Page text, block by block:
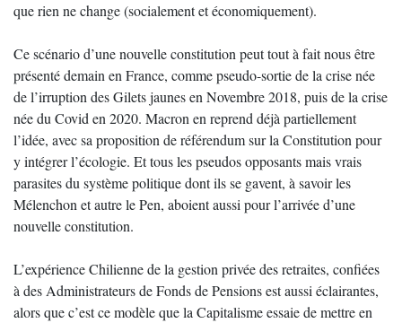
que rien ne change (socialement et économiquement).
Ce scénario d’une nouvelle constitution peut tout à fait nous être
présenté demain en France, comme pseudo-sortie de la crise née
de l’irruption des Gilets jaunes en Novembre 2018, puis de la crise
née du Covid en 2020. Macron en reprend déjà partiellement
l’idée, avec sa proposition de référendum sur la Constitution pour
y intégrer l’écologie. Et tous les pseudos opposants mais vrais
parasites du système politique dont ils se gavent, à savoir les
Mélenchon et autre le Pen, aboient aussi pour l’arrivée d’une
nouvelle constitution.
L’expérience Chilienne de la gestion privée des retraites, confiées
à des Administrateurs de Fonds de Pensions est aussi éclairantes,
alors que c’est ce modèle que la Capitalisme essaie de mettre en